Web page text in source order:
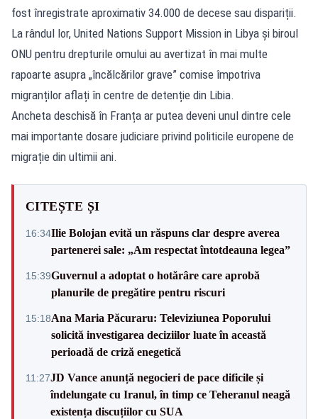
fost înregistrate aproximativ 34.000 de decese sau dispariții.
La rândul lor, United Nations Support Mission in Libya și biroul
ONU pentru drepturile omului au avertizat în mai multe
rapoarte asupra „încălcărilor grave” comise împotriva
migranților aflați în centre de detenție din Libia.
Ancheta deschisă în Franța ar putea deveni unul dintre cele
mai importante dosare judiciare privind politicile europene de
migrație din ultimii ani.
CITEȘTE ȘI
16:34Ilie Bolojan evită un răspuns clar despre averea
partenerei sale: „Am respectat întotdeauna legea”
15:39Guvernul a adoptat o hotărâre care aprobă
planurile de pregătire pentru riscuri
15:18Ana Maria Păcuraru: Televiziunea Poporului
solicită investigarea deciziilor luate în această
perioadă de criză enegetică
11:27JD Vance anunță negocieri de pace dificile și
îndelungate cu Iranul, în timp ce Teheranul neagă
existența discuțiilor cu SUA